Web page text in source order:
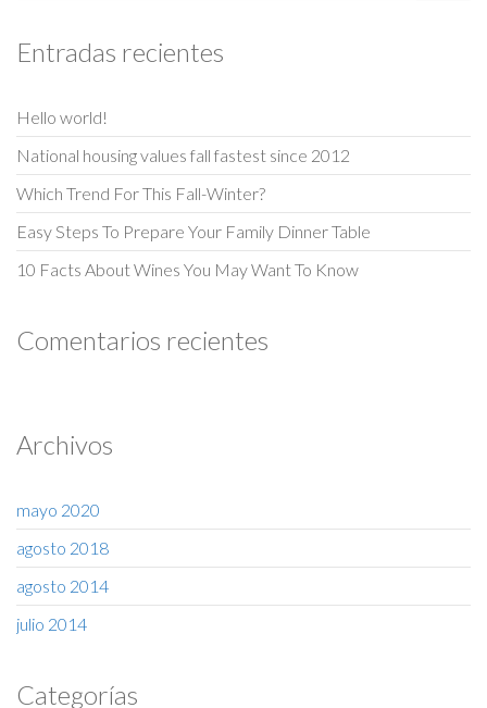
Entradas recientes
Hello world!
National housing values fall fastest since 2012
Which Trend For This Fall-Winter?
Easy Steps To Prepare Your Family Dinner Table
10 Facts About Wines You May Want To Know
Comentarios recientes
Archivos
mayo 2020
agosto 2018
agosto 2014
julio 2014
Categorías